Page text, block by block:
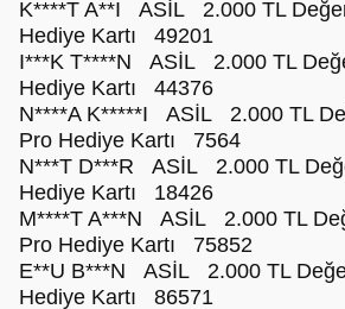
K****T A**I ASİL 2.000 TL
Hediye Kartı 49201
I***K T****N ASİL 2.000 TL
Hediye Kartı 44376
N****A K*****I ASİL 2.000 TL
Pro Hediye Kartı 7564
N***T D***R ASİL 2.000 TL
Hediye Kartı 18426
M****T A***N ASİL 2.000 TL
Pro Hediye Kartı 75852
E**U B***N ASİL 2.000 TL
Hediye Kartı 86571